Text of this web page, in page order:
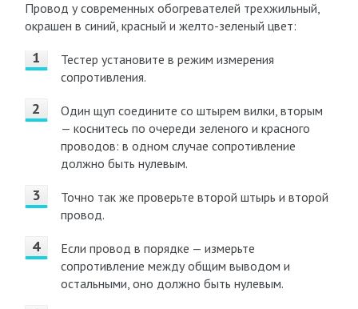
Провод у современных обогревателей трехжильный,
окрашен в синий, красный и желто-зеленый цвет:
Тестер установите в режим измерения
сопротивления.
Один щуп соедините со штырем вилки, вторым
— коснитесь по очереди зеленого и красного
проводов: в одном случае сопротивление
должно быть нулевым.
Точно так же проверьте второй штырь и второй
провод.
Если провод в порядке — измерьте
сопротивление между общим выводом и
остальными, оно должно быть нулевым.